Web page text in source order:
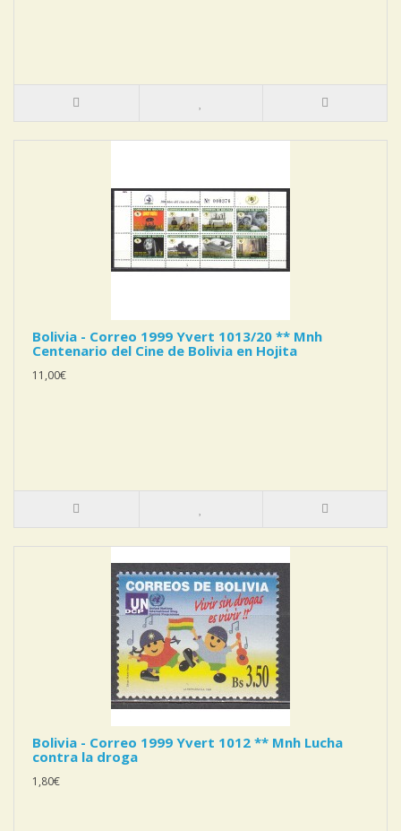
Bolivia - Correo 1999 Yvert 1013/20 ** Mnh
Centenario del Cine de Bolivia en Hojita
11,00€
Bolivia - Correo 1999 Yvert 1012 ** Mnh Lucha
contra la droga
1,80€